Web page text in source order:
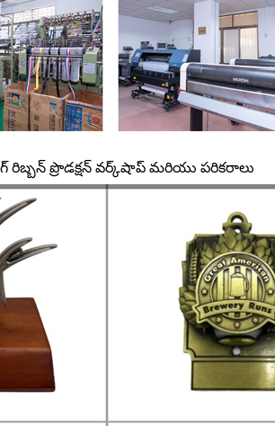
రిబ్బన్ ప్రొడక్షన్ వర్క్‌షాప్ మరియు పరికరాలు